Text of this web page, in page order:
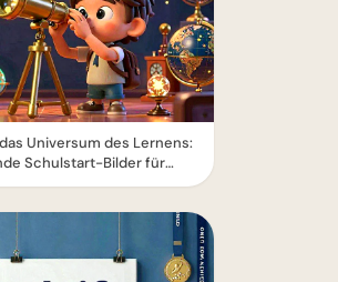
Universum des Lernens:
Schulstart-Bilder für